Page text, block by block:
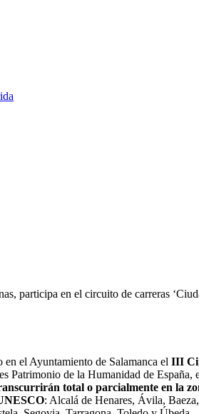
participa en el circuito de carreras
en el Ayuntamiento de Salamanca el III
Patrimonio de la Humanidad de
total o parcialmente en la
: Alcalá de Henares, Ávila,